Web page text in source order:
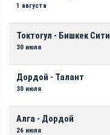
1 августа
Токтогул - Бишкек Сити
30 июля
Дордой - Талант
30 июля
Алга - Дордой
26 июля